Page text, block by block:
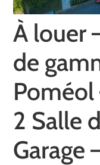
À louer
de
2 Salle
Garage